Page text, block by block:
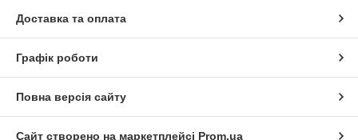
Доставка та оплата
Графік роботи
Повна версія сайту
Сайт створено на маркетплейсі Prom.ua